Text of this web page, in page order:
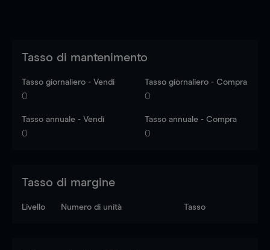
Tasso di mantenimento
Tasso giornaliero - Vendi
0
Tasso giornaliero - Compra
0
Tasso annuale - Vendi
0
Tasso annuale - Compra
0
Tasso di margine
Livello Numero di unità Tasso